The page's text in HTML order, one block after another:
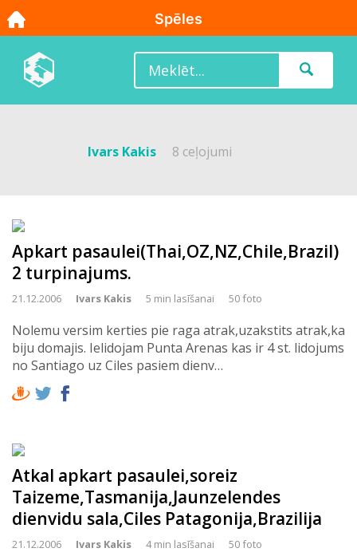
Ivars Kakis 8 ceļojumi
Apkart pasaulei(Thai,OZ,NZ,Chile,Brazil)
2 turpinajums.
21.12.2006 Ivars Kakis 5 min lasīšanai 50 foto
Nolemu versim kerties pie raga atrak,uzakstits atrak,ka
biju domajis. Ielidojam Punta Arenas kas ir 4 st. lidojums
no Santiago uz Ciles pasiem dienv…
Atkal apkart pasaulei,soreiz
Taizeme,Tasmanija,Jaunzelendes
dienvidu sala,Ciles Patagonija,Brazilija
21.12.2006 Ivars Kakis 4 min lasīšanai 50 foto